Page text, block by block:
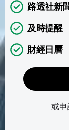
路透社新
及時提醒
財經日曆